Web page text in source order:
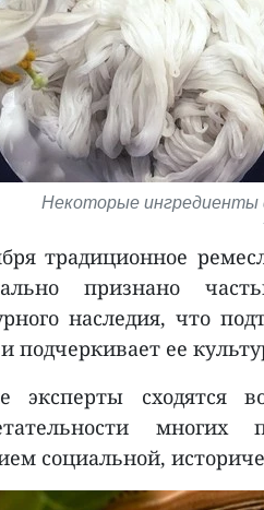
Некоторые ингредиенты
традиционное
признано
наследия, что
подчеркивает ее
эксперты сходятся
многих
социальной,